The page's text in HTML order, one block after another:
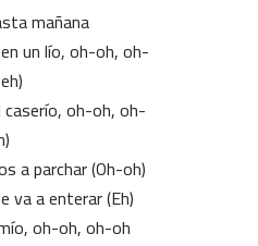
mañana
un lío, oh-oh, oh-
oh-oh, oh-
a parchar (Oh-oh)
va a enterar (Eh)
oh-oh, oh-oh